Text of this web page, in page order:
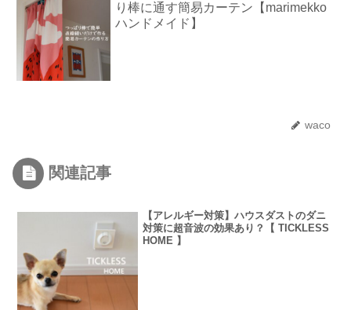
り棒に通す簡易カーテン【marimekko
ハンドメイド】
waco
関連記事
【アレルギー対策】ハウスダストのダニ
対策に超音波の効果あり？【 TICKLESS
HOME 】